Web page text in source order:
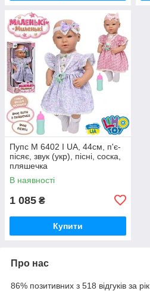
Пупс M 6402 I UA, 44см, п'є-
пісяє, звук (укр), пісні, соска,
пляшечка
В наявності
1 085 ₴
Купити
Про нас
86% позитивних з 518 відгуків за рік